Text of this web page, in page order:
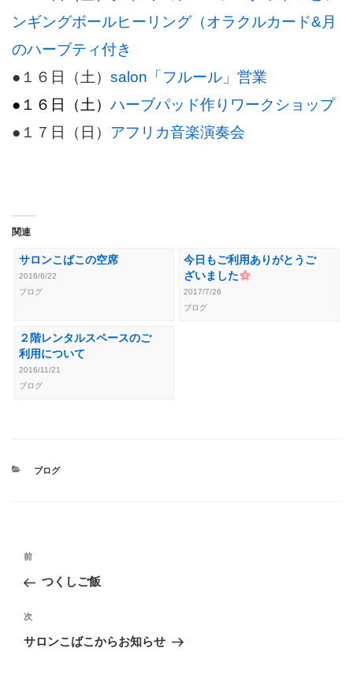
ンギングボールヒーリング（オラクルカード&月
のハーブティ付き
●１６日（土） salon「フルール」営業
●１６日（土） ハーブパッド作りワークショップ
●１７日（日） アフリカ音楽演奏会
関連
サロンこばこの空席
2016/6/22
ブログ
今日もご利用ありがとうご
ざいました
2017/7/26
ブログ
２階レンタルスペースのご
利用について
2016/11/21
ブログ
カ
ブログ
投
ナ
ビ
ゲ
前
の
稿
前
つくしご飯
次
の
次
サロンこばこからお知らせ